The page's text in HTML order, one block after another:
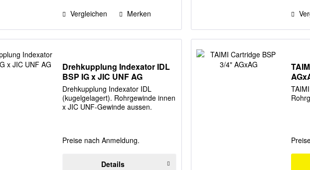
Vergleichen Merken
Drehkupplung Indexator IDL
BSP IG x JIC UNF AG
Drehkupplung Indexator IDL
(kugelgelagert). Rohrgewinde innen
x JIC UNF-Gewinde aussen.
Preise nach Anmeldung.
Details